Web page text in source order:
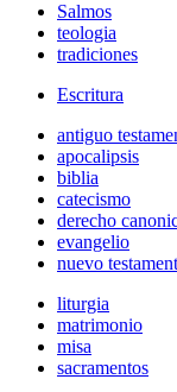
Salmos
teologia
tradiciones
Escritura
antiguo
apocalipsis
biblia
catecismo
derecho
evangelio
nuevo
liturgia
matrimonio
misa
sacramentos